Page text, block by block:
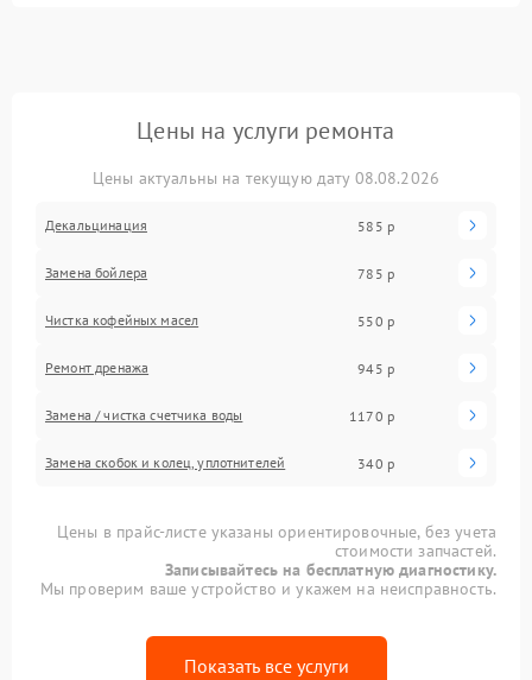
Цены на услуги ремонта
Цены актуальны на текущую дату 08.08.2026
Декальцинация 585 р
Замена бойлера 785 р
Чистка кофейных масел 550 р
Ремонт дренажа 945 р
Замена / чистка счетчика воды 1170 р
Замена скобок и колец, уплотнителей 340 р
Цены в прайс-листе указаны ориентировочные, без учета
стоимости запчастей.
Записывайтесь на бесплатную диагностику.
Мы проверим ваше устройство и укажем на неисправность.
Показать все услуги